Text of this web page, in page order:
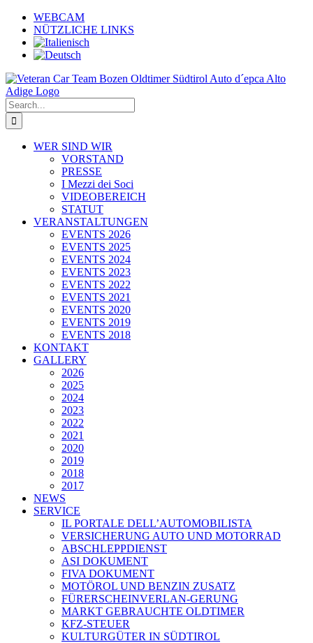
Skip
content
WEBCAM
NÜTZLICHE LINKS
Search
for:
WER SIND WIR
VORSTAND
PRESSE
I Mezzi dei Soci
VIDEOBEREICH
STATUT
VERANSTALTUNGEN
EVENTS 2026
EVENTS 2025
EVENTS 2024
EVENTS 2023
EVENTS 2022
EVENTS 2021
EVENTS 2020
EVENTS 2019
EVENTS 2018
KONTAKT
GALLERY
2026
2025
2024
2023
2022
2021
2020
2019
2018
2017
NEWS
SERVICE
IL PORTALE DELL’AUTOMOBILISTA
VERSICHERUNG AUTO UND MOTORRAD
ABSCHLEPPDIENST
ASI DOKUMENT
FIVA DOKUMENT
MOTÖROL UND BENZIN ZUSATZ
FÜRERSCHEINVERLAN-GERUNG
MARKT GEBRAUCHTE OLDTIMER
KFZ-STEUER
KULTURGÜTER IN SÜDTIROL